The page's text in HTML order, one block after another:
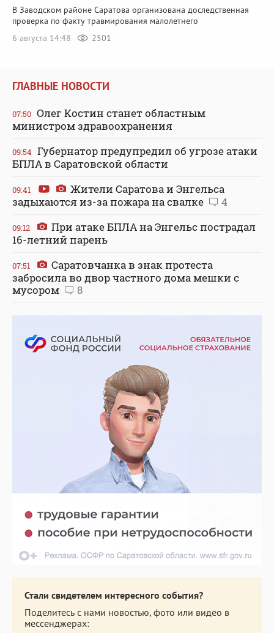
В Заводском районе Саратова организована доследственная
проверка по факту травмирования малолетнего
6 августа 14:48
2501
ГЛАВНЫЕ НОВОСТИ
07:50 Олег Костин станет областным
министром здравоохранения
09:54 Губернатор предупредил об угрозе атаки
БПЛА в Саратовской области
09:41
Жители Саратова и Энгельса
задыхаются из-за пожара на свалке
4
09:12
При атаке БПЛА на Энгельс пострадал
16-летний парень
07:51
Саратовчанка в знак протеста
забросила во двор частного дома мешки с
мусором
8
Стали свидетелем интересного события?
Поделитесь с нами новостью, фото или видео в
мессенджерах: